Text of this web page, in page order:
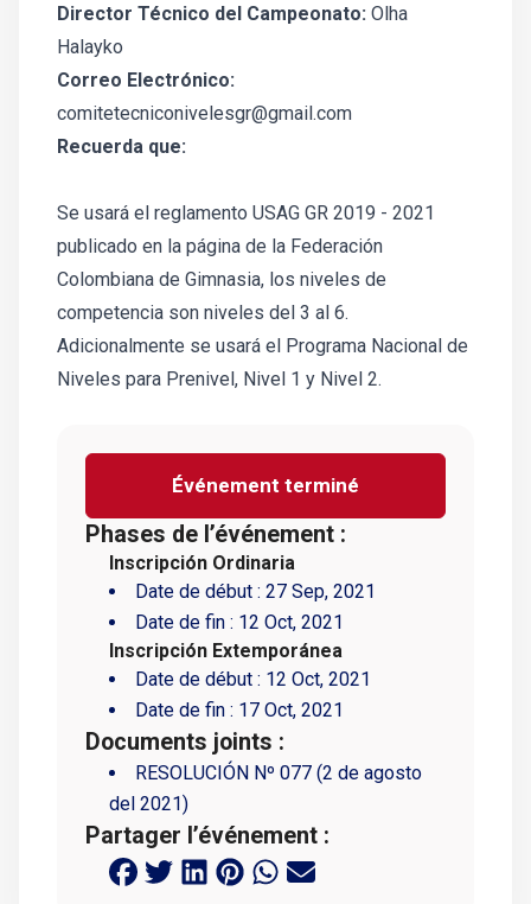
Director Técnico del Campeonato: Olha
Halayko
Correo Electrónico:
comitetecniconivelesgr@gmail.com
Recuerda que:
Se usará el reglamento USAG GR 2019 - 2021
publicado en la página de la Federación
Colombiana de Gimnasia, los niveles de
competencia son niveles del 3 al 6.
Adicionalmente se usará el Programa Nacional de
Niveles para Prenivel, Nivel 1 y Nivel 2.
Événement terminé
Phases de l’événement :
Inscripción Ordinaria
Date de début : 27 Sep, 2021
Date de fin : 12 Oct, 2021
Inscripción Extemporánea
Date de début : 12 Oct, 2021
Date de fin : 17 Oct, 2021
Documents joints :
RESOLUCIÓN Nº 077 (2 de agosto
del 2021)
Partager l’événement :